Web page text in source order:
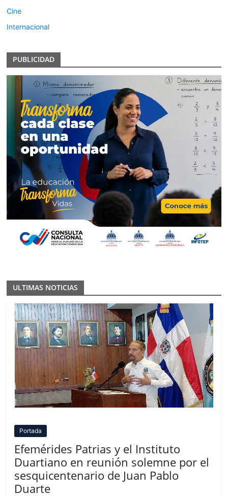
Cine
Internacional
PUBLICIDAD
ULTIMAS NOTICIAS
Portada
Efemérides Patrias y el Instituto
Duartiano en reunión solemne por el
sesquicentenario de Juan Pablo
Duarte